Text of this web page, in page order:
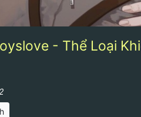
- Thể Loại